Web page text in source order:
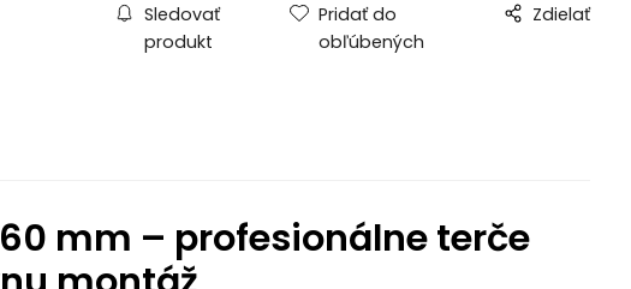
Sledovať
produkt
Pridať do
obľúbených
Zdielať
mm – profesionálne terče